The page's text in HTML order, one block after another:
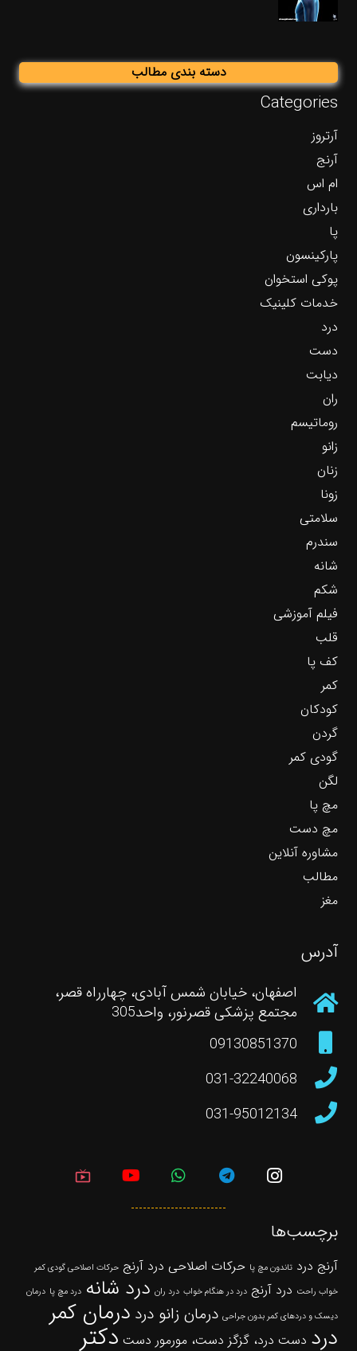
دسته بندی مطالب
Categories
آرتروز
آرنج
ام اس
بارداری
پا
پارکینسون
پوکی استخوان
خدمات کلینیک
درد
دست
دیابت
ران
روماتیسم
زانو
زنان
زونا
سلامتی
سندرم
شانه
شکم
فیلم آموزشی
قلب
کف پا
کمر
کودکان
گردن
گودی کمر
لگن
مچ پا
مچ دست
مشاوره آنلاین
مطالب
مغز
آدرس
اصفهان، خیابان شمس آبادی، چهارراه قصر،
مجتمع پزشکی قصرنور، واحد305
09130851370
031-32240068
031-95012134
live_tv
برچسب‌ها
آرنج درد تاندون مچ پا حرکات اصلاحی درد آرنج حرکات اصلاحی گودی کمر
خواب راحت درد آرنج درد در هنگام خواب درد ران درد شانه درد مچ پا درمان
دیسک و دردهای کمر بدون جراحی درمان زانو درد درمان کمر
درد دست درد، گزگز دست، مورمور دست دکتر